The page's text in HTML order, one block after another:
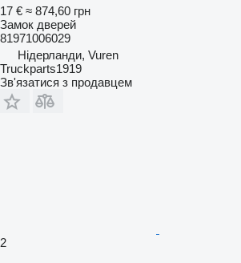
17 € ≈ 874,60 грн
Замок дверей
81971006029
Нідерланди, Vuren
Truckparts1919
Зв'язатися з продавцем
2